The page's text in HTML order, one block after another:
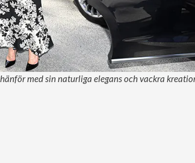
med sin naturliga elegans och vackra